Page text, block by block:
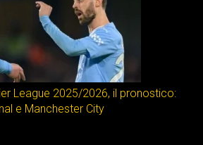
League 2025/2026, il pronostico:
e Manchester City